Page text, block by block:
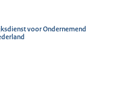
voor Ondernemend